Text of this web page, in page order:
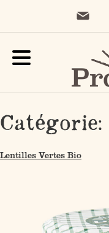
Catégorie:
Lentilles Vertes Bio